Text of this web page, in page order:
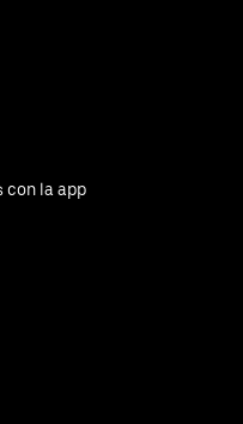
con la app